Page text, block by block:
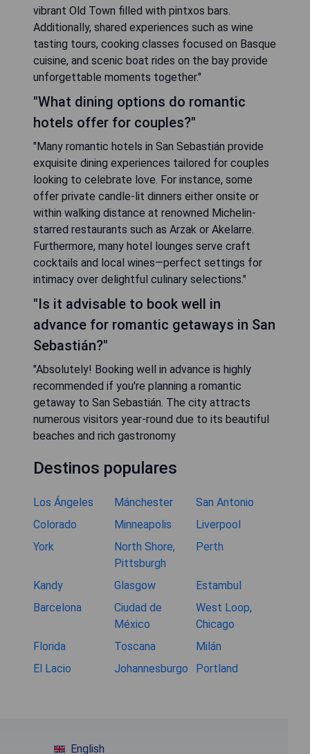
vibrant Old Town filled with pintxos bars.
Additionally, shared experiences such as wine
tasting tours, cooking classes focused on Basque
cuisine, and scenic boat rides on the bay provide
unforgettable moments together."
"What dining options do romantic
hotels offer for couples?"
"Many romantic hotels in San Sebastián provide
exquisite dining experiences tailored for couples
looking to celebrate love. For instance, some
offer private candle-lit dinners either onsite or
within walking distance at renowned Michelin-
starred restaurants such as Arzak or Akelarre.
Furthermore, many hotel lounges serve craft
cocktails and local wines—perfect settings for
intimacy over delightful culinary selections."
"Is it advisable to book well in
advance for romantic getaways in San
Sebastián?"
"Absolutely! Booking well in advance is highly
recommended if you're planning a romantic
getaway to San Sebastián. The city attracts
numerous visitors year-round due to its beautiful
beaches and rich gastronomy
Destinos populares
Los Ángeles Mánchester
San Antonio
Colorado
Minneapolis
Liverpool
York
North Shore,
Pittsburgh
Perth
Kandy Glasgow
Estambul
Barcelona
Ciudad de
México
West Loop,
Chicago
Florida
Toscana
Milán
El Lacio
Johannesburgo Portland
English